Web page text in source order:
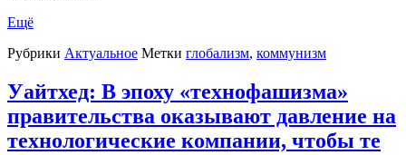
Ещё
Рубрики Актуальное Метки глобализм, коммунизм
Уайтхед: В эпоху «технофашизма»
правительства оказывают давление на
технологические компании, чтобы те